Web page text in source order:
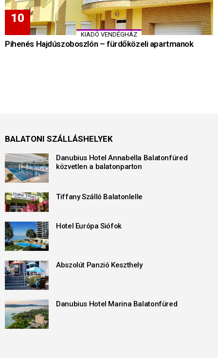
KIADÓ VENDÉGHÁZ
Pihenés Hajdúszoboszlón – fürdőközeli apartmanok
BALATONI SZÁLLÁSHELYEK
Danubius Hotel Annabella Balatonfüred
közvetlen a balatonparton
Tiffany Szálló Balatonlelle
Hotel Európa Siófok
Abszolút Panzió Keszthely
Danubius Hotel Marina Balatonfüred